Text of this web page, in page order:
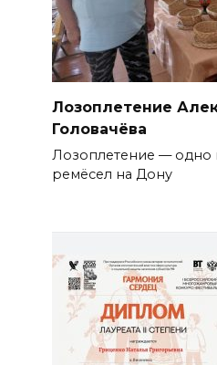
Лозоплетение
Головачёва
Лозоплетение — одно
ремёсел на Дону